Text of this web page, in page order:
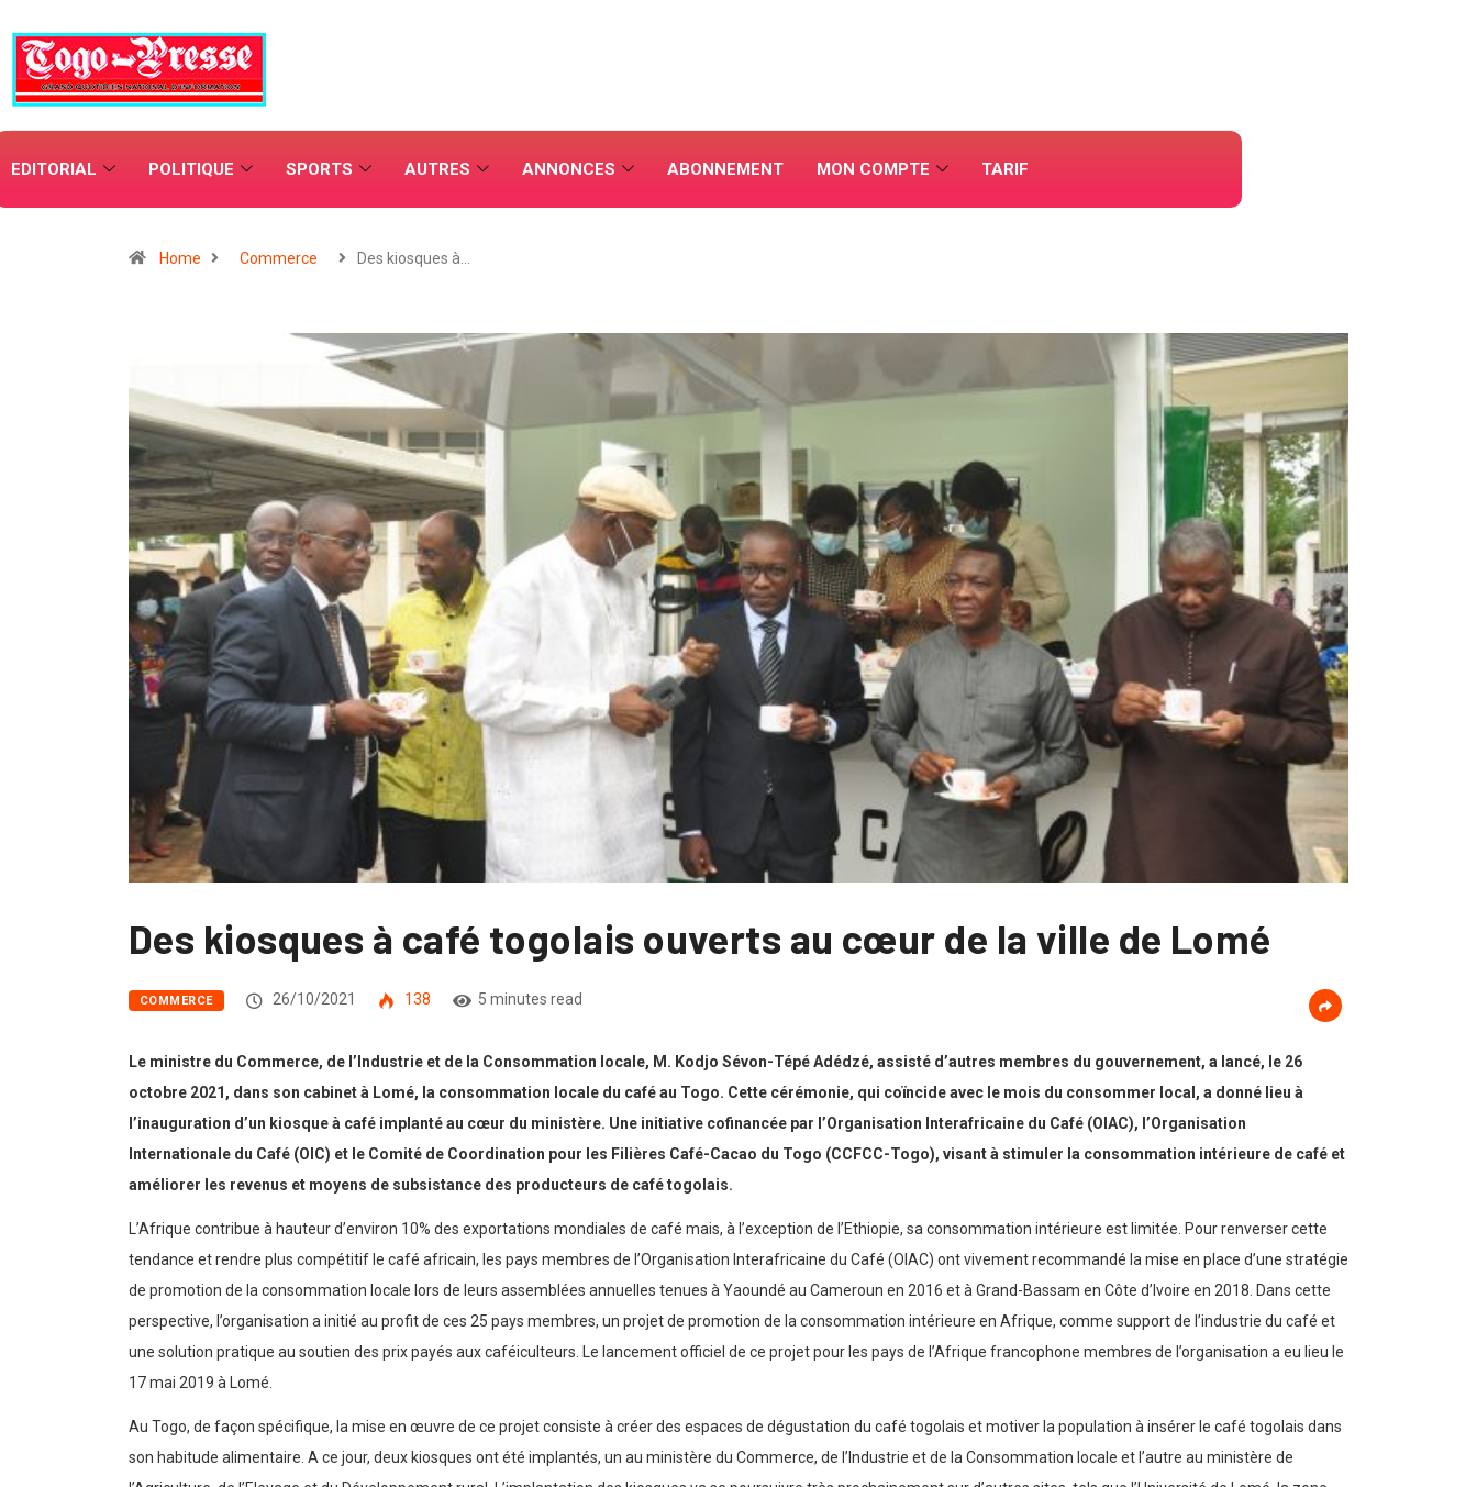
EDITORIAL POLITIQUE SPORTS AUTRES ANNONCES ABONNEMENT MON COMPTE TARIF
Home Commerce Des kiosques à…
Des kiosques à café togolais ouverts au cœur de la ville de Lomé
COMMERCE 26/10/2021 138 5 minutes read
Le ministre du Commerce, de l’Industrie et de la Consommation locale, M. Kodjo Sévon-Tépé Adédzé, assisté d’autres membres du gouvernement, a lancé, le 26
octobre 2021, dans son cabinet à Lomé, la consommation locale du café au Togo. Cette cérémonie, qui coïncide avec le mois du consommer local, a donné lieu à
l’inauguration d’un kiosque à café implanté au cœur du ministère. Une initiative cofinancée par l’Organisation Interafricaine du Café (OIAC), l’Organisation
Internationale du Café (OIC) et le Comité de Coordination pour les Filières Café-Cacao du Togo (CCFCC-Togo), visant à stimuler la consommation intérieure de café et
améliorer les revenus et moyens de subsistance des producteurs de café togolais.
L’Afrique contribue à hauteur d’environ 10% des exportations mondiales de café mais, à l’exception de l’Ethiopie, sa consommation intérieure est limitée. Pour renverser cette
tendance et rendre plus compétitif le café africain, les pays membres de l’Organisation Interafricaine du Café (OIAC) ont vivement recommandé la mise en place d’une stratégie
de promotion de la consommation locale lors de leurs assemblées annuelles tenues à Yaoundé au Cameroun en 2016 et à Grand-Bassam en Côte d’Ivoire en 2018. Dans cette
perspective, l’organisation a initié au profit de ces 25 pays membres, un projet de promotion de la consommation intérieure en Afrique, comme support de l’industrie du café et
une solution pratique au soutien des prix payés aux caféiculteurs. Le lancement officiel de ce projet pour les pays de l’Afrique francophone membres de l’organisation a eu lieu le
17 mai 2019 à Lomé.
Au Togo, de façon spécifique, la mise en œuvre de ce projet consiste à créer des espaces de dégustation du café togolais et motiver la population à insérer le café togolais dans
son habitude alimentaire. A ce jour, deux kiosques ont été implantés, un au ministère du Commerce, de l’Industrie et de la Consommation locale et l’autre au ministère de